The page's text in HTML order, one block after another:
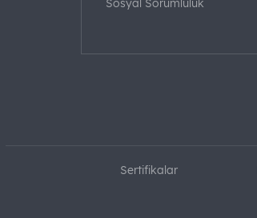
Sertifikalar